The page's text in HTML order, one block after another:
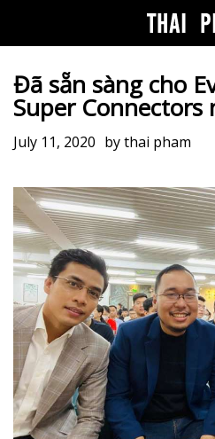
Đã sẵn sàng cho
Super Connectors
July 11, 2020 bythai pham